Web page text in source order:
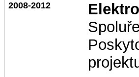
2008-2012